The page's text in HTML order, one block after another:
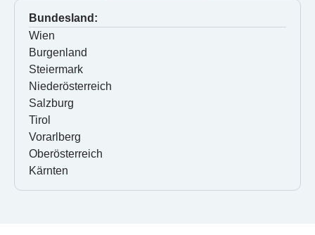
Bundesland:
Wien
Burgenland
Steiermark
Niederösterreich
Salzburg
Tirol
Vorarlberg
Oberösterreich
Kärnten